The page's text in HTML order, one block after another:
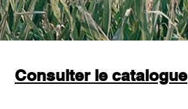
Consulter le catalogue